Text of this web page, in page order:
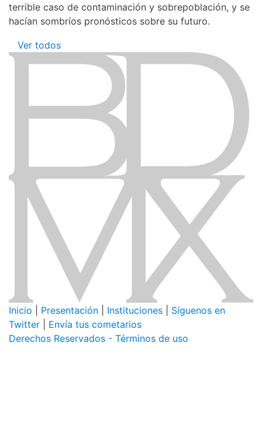
terrible caso de contaminación y sobrepoblación, y se
hacían sombríos pronósticos sobre su futuro.
Ver todos
Inicio Presentación Instituciones
Síguenos en
Twitter
Envía tus cometarios
Derechos Reservados - Términos de uso